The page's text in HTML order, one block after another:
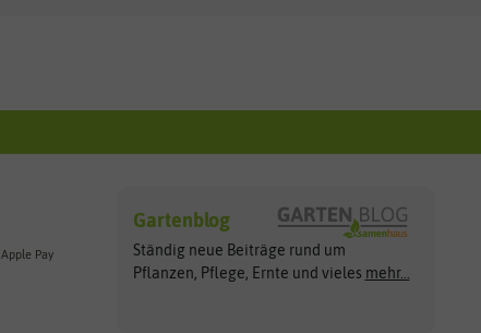
Apple Pay
Gartenblog
Ständig neue Beiträge rund um
Pflanzen, Pflege, Ernte und vieles mehr...